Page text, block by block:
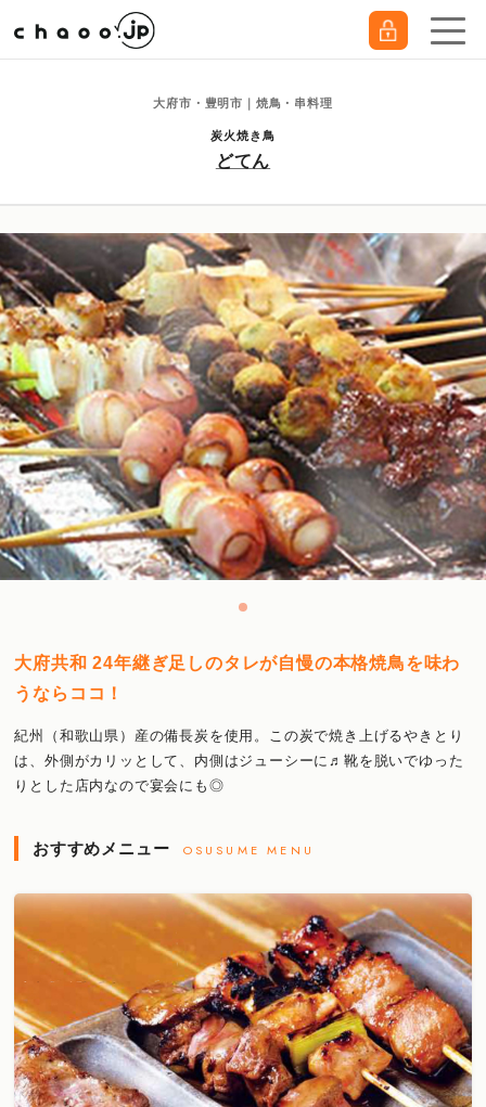
大府市・豊明市｜焼鳥・串料理
炭火焼き鳥
どてん
大府共和 24年継ぎ足しのタレが自慢の本格焼鳥を味わ
うならココ！
紀州（和歌山県）産の備長炭を使用。この炭で焼き上げるやきとり
は、外側がカリッとして、内側はジューシーに♬靴を脱いでゆった
りとした店内なので宴会にも◎
おすすめメニュー OSUSUME MENU